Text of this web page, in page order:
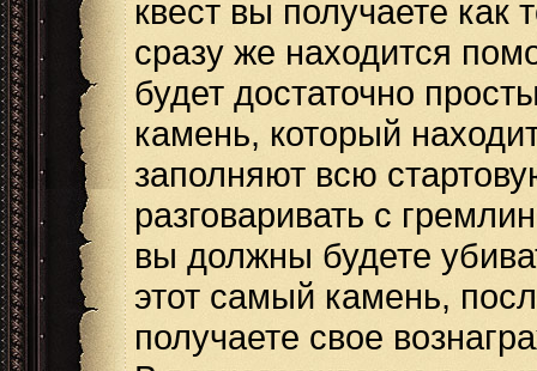
квест вы получаете
сразу же находится
будет достаточно
камень, который
заполняют всю
разговаривать с
вы должны будете
этот самый камень,
получаете свое